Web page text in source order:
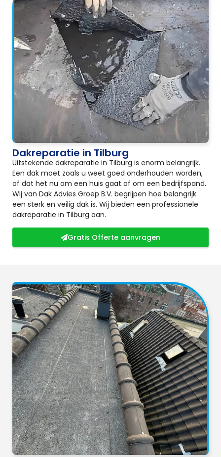
Dakreparatie in Tilburg
Uitstekende dakreparatie in Tilburg is enorm belangrijk.
Een dak moet zoals u weet goed onderhouden worden,
of dat het nu om een huis gaat of om een bedrijfspand.
Wij van Dak Advies Groep B.V. begrijpen hoe belangrijk
een sterk en veilig dak is. Wij bieden een professionele
dakreparatie in Tilburg aan.
Gratis Offerte aanvragen